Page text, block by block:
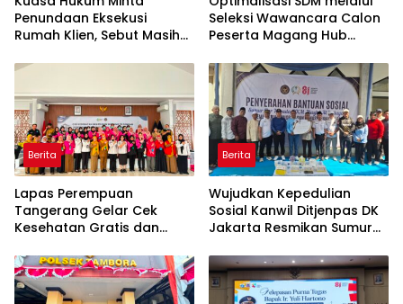
Penundaan Eksekusi
Rumah Klien, Sebut Masih
Hukum yang Berjalan
Seleksi Wawancara Calon
Peserta Magang Hub
2026
Berita
Lapas Perempuan
Tangerang Gelar Cek
Kesehatan Gratis dan
DNA bagi Petugas dan
Warga Binaan
Berita
Wujudkan Kepedulian
Sosial Kanwil Ditjenpas DK
Jakarta Resmikan Sumur